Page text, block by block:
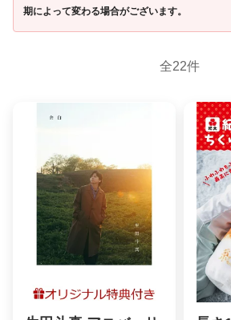
期によって変わる場合がございます。
全22件